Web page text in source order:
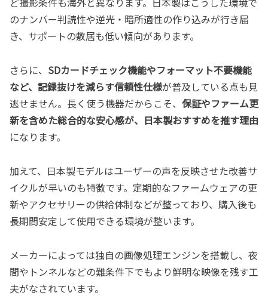
のナンバー判読性や逆光・暗所適性の作り込みが行き届
き、サポートの敷居も低い傾向があります。
さらに、 SDカードチェック機能やフォーマット不要機能
など、記録抜けを減らす信頼性仕様が普及している点も見
逃せません。長く使う機器だからこそ、 保証やファーム更
新を含めた総合的な安心感が、日本製おすすめを推す理由
になります。
加えて、日本製モデルはユーザーの声を反映させた改善サ
イクルが早いのも特徴です。定期的なファームウェアの更
新やアクセサリーの供給体制などが整っており、購入後も
長期間安定して使用できる環境が整います。
メーカーによっては独自の画像処理エンジンを搭載し、夜
間やトンネルなどの難条件下でもより鮮明な映像を残す工
夫がなされています。